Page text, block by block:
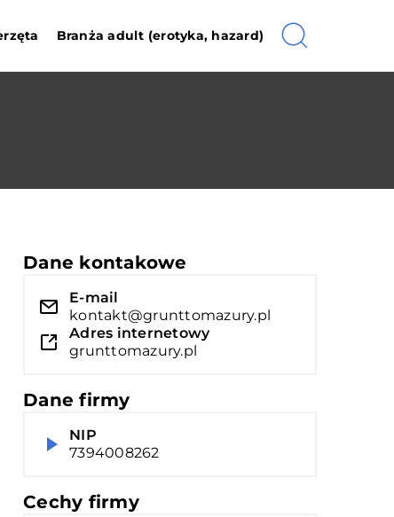
Branża adult (erotyka, hazard)
Dane kontakowe
E-mail
kontakt@grunttomazury.pl
Adres internetowy
grunttomazury.pl
Dane firmy
NIP
7394008262
Cechy firmy